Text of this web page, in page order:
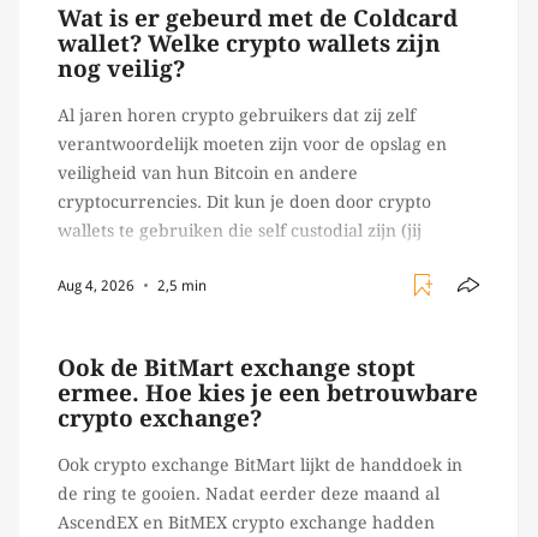
Wat is er gebeurd met de Coldcard
wallet? Welke crypto wallets zijn
nog veilig?
Al jaren horen crypto gebruikers dat zij zelf
verantwoordelijk moeten zijn voor de opslag en
veiligheid van hun Bitcoin en andere
cryptocurrencies. Dit kun je doen door crypto
wallets te gebruiken die self custodial zijn (jij
Ledger of Trezor bijvoorbeeld. Echter, op 29 juli
Aug 4, 2026 2,5 min
Ook de BitMart exchange stopt
ermee. Hoe kies je een betrouwbare
crypto exchange?
Ook crypto exchange BitMart lijkt de handdoek in
de ring te gooien. Nadat eerder deze maand al
AscendEX en BitMEX crypto exchange hadden